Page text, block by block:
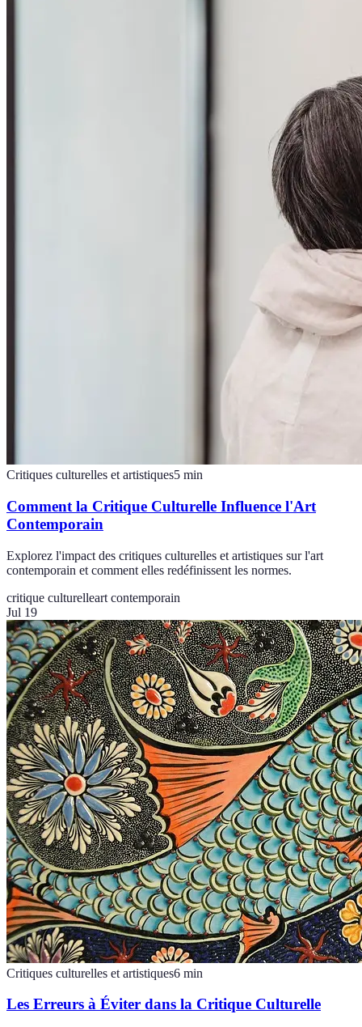
Critiques culturelles et artistiques5 min
Comment la Critique Culturelle Influence l'Art
Contemporain
Explorez l'impact des critiques culturelles et artistiques sur l'art
contemporain et comment elles redéfinissent les normes.
critique culturelleart contemporain
Jul 19
Critiques culturelles et artistiques6 min
Les Erreurs à Éviter dans la Critique Culturelle